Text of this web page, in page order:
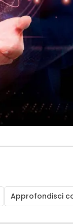
Approfondisci